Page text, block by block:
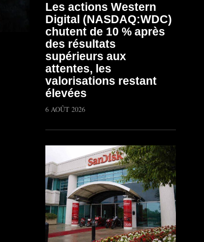
Les actions Western
Digital (NASDAQ:WDC)
chutent de 10 % après
des résultats
supérieurs aux
attentes, les
valorisations restant
élevées
6 AOÛT 2026